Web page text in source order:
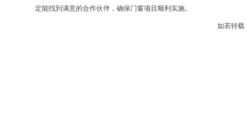
定能找到满意的合作伙伴，确保门窗项目顺利实施。
如若转